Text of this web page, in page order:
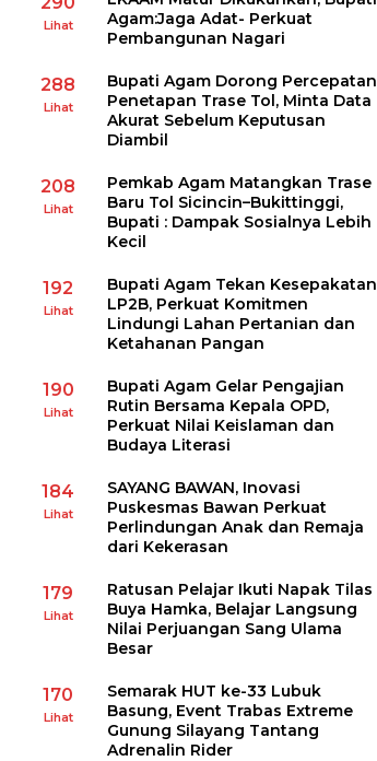
Lihat
Agam:Jaga Adat- Perkuat
Pembangunan Nagari
288
Lihat
Bupati Agam Dorong Percepatan
Penetapan Trase Tol, Minta Data
Akurat Sebelum Keputusan
Diambil
208
Lihat
Pemkab Agam Matangkan Trase
Baru Tol Sicincin–Bukittinggi,
Bupati : Dampak Sosialnya Lebih
Kecil
192
Lihat
Bupati Agam Tekan Kesepakatan
LP2B, Perkuat Komitmen
Lindungi Lahan Pertanian dan
Ketahanan Pangan
190
Lihat
Bupati Agam Gelar Pengajian
Rutin Bersama Kepala OPD,
Perkuat Nilai Keislaman dan
Budaya Literasi
184
Lihat
SAYANG BAWAN, Inovasi
Puskesmas Bawan Perkuat
Perlindungan Anak dan Remaja
dari Kekerasan
179
Lihat
Ratusan Pelajar Ikuti Napak Tilas
Buya Hamka, Belajar Langsung
Nilai Perjuangan Sang Ulama
Besar
170
Lihat
Semarak HUT ke-33 Lubuk
Basung, Event Trabas Extreme
Gunung Silayang Tantang
Adrenalin Rider